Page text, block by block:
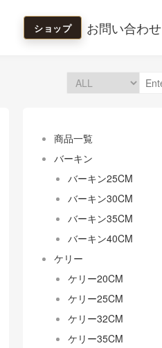
ショップ お問い合わせ
商品一覧
バーキン
バーキン25CM
バーキン30CM
バーキン35CM
バーキン40CM
ケリー
ケリー20CM
ケリー25CM
ケリー32CM
ケリー35CM